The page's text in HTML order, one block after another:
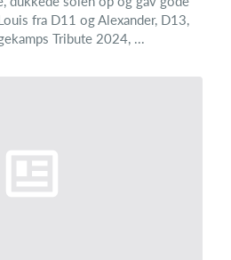
fra D11 og Alexander, D13,
Tribute 2024, ...